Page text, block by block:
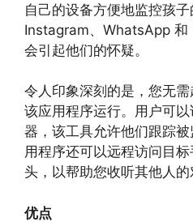
自己的设备方便地监控孩子
Instagram、WhatsApp 和
会引起他们的怀疑。
令人印象深刻的是，您无
该应用程序运行。用户可
器，该工具允许他们跟踪
用程序还可以远程访问目
头，以帮助您收听其他人的
优点